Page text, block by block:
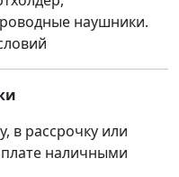
наушники.
в рассрочку или
наличными